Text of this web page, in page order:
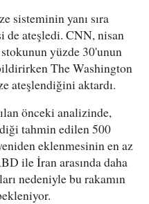
sisteminin yanı sıra
de ateşledi. CNN, nisan
yüzde 30'unun
bildirirken The Washington
ateşlendiğini aktardı.
önceki analizinde,
tahmin edilen 500
eklenmesinin en az
ile İran arasında daha
nedeniyle bu rakamın